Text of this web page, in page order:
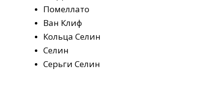
Помеллато
Ван Клиф
Кольца Селин
Селин
Серьги Селин